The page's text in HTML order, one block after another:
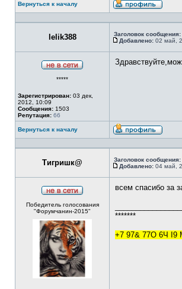
Вернуться к началу
lelik388 Заголовок сообщения:
Сообщение
Добавлено: 02 май,
*****
Зарегистрирован: 03 дек,
2012, 10:09
Сообщения: 1503
Репутация: 66
Вернуться к началу
Тигришк@ Заголовок сообщения:
Сообщение
Добавлено: 04 май,
в
сети
Победитель голосования
"Форумчанин-2015"
всем спасибо за
*******
+7 97& 77O 6Ч I9